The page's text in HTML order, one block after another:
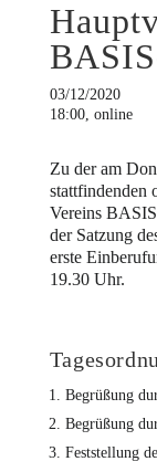
03/12/2020
18:00, online
Zu der am
stattfindenden
Vereins
der Satzung
erste
19.30 Uhr.
Begrüßung
Begrüßung
Feststellung